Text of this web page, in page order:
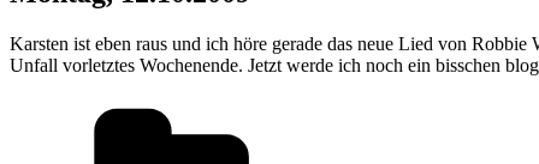
Karsten ist eben raus und ich höre gerade das neue Lied von
Unfall vorletztes Wochenende. Jetzt werde ich noch ein bisschen